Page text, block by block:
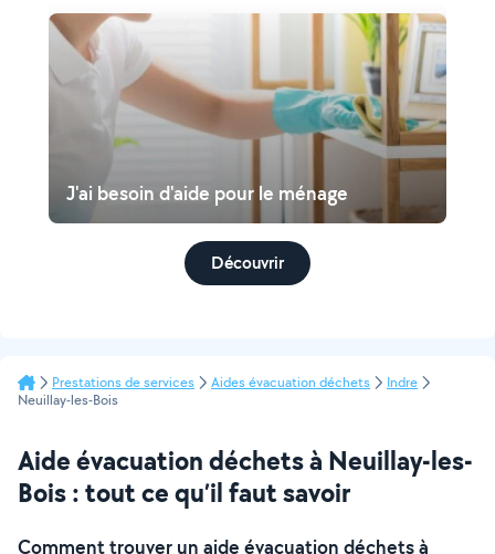
J'ai besoin d'aide pour le ménage
Découvrir
Prestations de services Aides évacuation déchets
Indre
Neuillay-les-Bois
Aide évacuation déchets à Neuillay-les-
Bois : tout ce qu’il faut savoir
Comment trouver un aide évacuation déchets à